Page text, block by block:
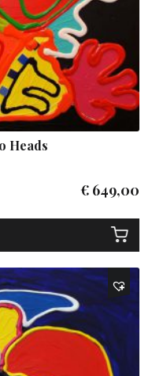
Heads
€ 649,00